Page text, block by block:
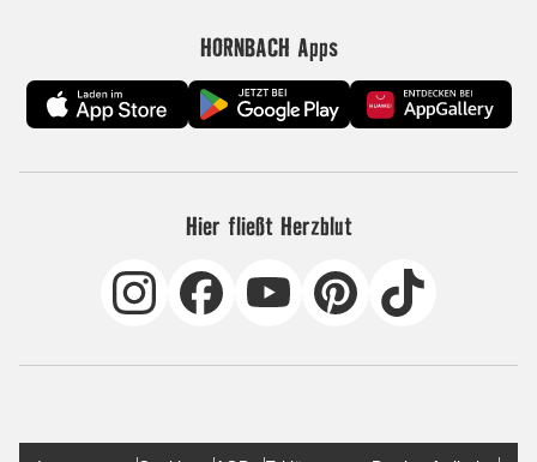
HORNBACH Apps
Hier fließt Herzblut